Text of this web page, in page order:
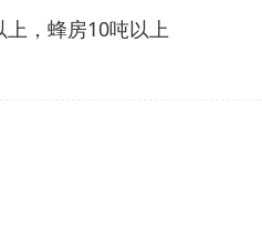
，蜂房10吨以上